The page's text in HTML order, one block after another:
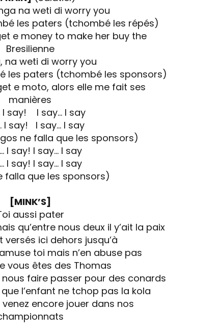
na weti di worry you
les paters (tchombé les répés)
e money to make her buy the
Bresilienne
na weti di worry you
les paters (tchombé les sponsors)
e moto, alors elle me fait ses
manières
I say! I say… I say
I say! I say… I say
ne falla que les sponsors)
I say! I say… I say
I say! I say… I say
falla que les sponsors)
[MINK’S]
aussi pater
qu’entre nous deux il y’ait la paix
versés ici dehors jusqu’à
toi mais n’en abuse pas
vous êtes des Thomas
faire passer pour des conards
l’enfant ne tchop pas la kola
venez encore jouer dans nos